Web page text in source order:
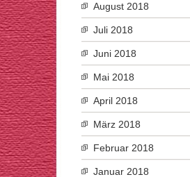
August 2018
Juli 2018
Juni 2018
Mai 2018
April 2018
März 2018
Februar 2018
Januar 2018